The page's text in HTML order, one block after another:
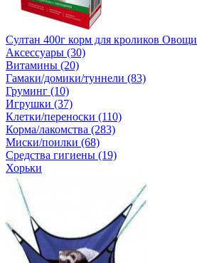
Султан 400г корм для кроликов Овощи
Аксессуары (30)
Витамины (20)
Гамаки/домики/туннели (83)
Груминг (10)
Игрушки (37)
Клетки/переноски (110)
Корма/лакомства (283)
Миски/поилки (68)
Средства гигиены (19)
Хорьки